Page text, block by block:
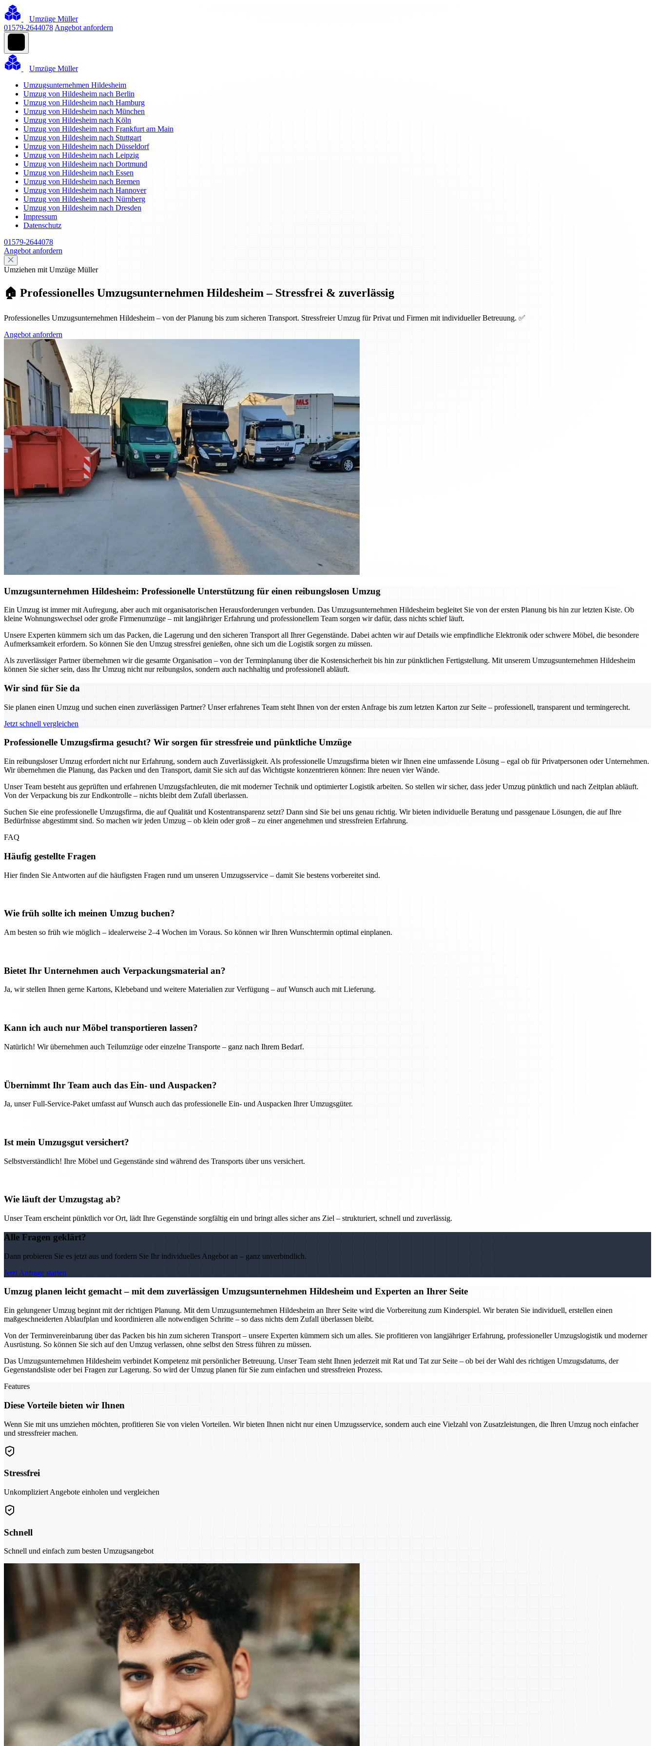
Umzüge Müller
01579-2644078 Angebot anfordern
Umzüge Müller
Umzugsunternehmen Hildesheim
Umzug von Hildesheim nach Berlin
Umzug von Hildesheim nach Hamburg
Umzug von Hildesheim nach München
Umzug von Hildesheim nach Köln
Umzug von Hildesheim nach Frankfurt am Main
Umzug von Hildesheim nach Stuttgart
Umzug von Hildesheim nach Düsseldorf
Umzug von Hildesheim nach Leipzig
Umzug von Hildesheim nach Dortmund
Umzug von Hildesheim nach Essen
Umzug von Hildesheim nach Bremen
Umzug von Hildesheim nach Hannover
Umzug von Hildesheim nach Nürnberg
Umzug von Hildesheim nach Dresden
Impressum
Datenschutz
01579-2644078
Angebot anfordern
Umziehen mit Umzüge Müller
🏠 Professionelles Umzugsunternehmen Hildesheim – Stressfrei & zuverlässig
Professionelles Umzugsunternehmen Hildesheim – von der Planung bis zum sicheren Transport. Stressfreier Umzug für Privat und Firmen mit individueller Betreuung. ✅
Angebot anfordern
Umzugsunternehmen Hildesheim: Professionelle Unterstützung für einen reibungslosen Umzug
Ein Umzug ist immer mit Aufregung, aber auch mit organisatorischen Herausforderungen verbunden. Das Umzugsunternehmen Hildesheim begleitet Sie von der ersten Planung bis hin zur letzten Kiste. Ob
kleine Wohnungswechsel oder große Firmenumzüge – mit langjähriger Erfahrung und professionellem Team sorgen wir dafür, dass nichts schief läuft.
Unsere Experten kümmern sich um das Packen, die Lagerung und den sicheren Transport all Ihrer Gegenstände. Dabei achten wir auf Details wie empfindliche Elektronik oder schwere Möbel, die besondere
Aufmerksamkeit erfordern. So können Sie den Umzug stressfrei genießen, ohne sich um die Logistik sorgen zu müssen.
Als zuverlässiger Partner übernehmen wir die gesamte Organisation – von der Terminplanung über die Kostensicherheit bis hin zur pünktlichen Fertigstellung. Mit unserem Umzugsunternehmen Hildesheim
können Sie sicher sein, dass Ihr Umzug nicht nur reibungslos, sondern auch nachhaltig und professionell abläuft.
Wir sind für Sie da
Sie planen einen Umzug und suchen einen zuverlässigen Partner? Unser erfahrenes Team steht Ihnen von der ersten Anfrage bis zum letzten Karton zur Seite – professionell, transparent und termingerecht.
Jetzt schnell vergleichen
Professionelle Umzugsfirma gesucht? Wir sorgen für stressfreie und pünktliche Umzüge
Ein reibungsloser Umzug erfordert nicht nur Erfahrung, sondern auch Zuverlässigkeit. Als professionelle Umzugsfirma bieten wir Ihnen eine umfassende Lösung – egal ob für Privatpersonen oder Unternehmen.
Wir übernehmen die Planung, das Packen und den Transport, damit Sie sich auf das Wichtigste konzentrieren können: Ihre neuen vier Wände.
Unser Team besteht aus geprüften und erfahrenen Umzugsfachleuten, die mit moderner Technik und optimierter Logistik arbeiten. So stellen wir sicher, dass jeder Umzug pünktlich und nach Zeitplan abläuft.
Von der Verpackung bis zur Endkontrolle – nichts bleibt dem Zufall überlassen.
Suchen Sie eine professionelle Umzugsfirma, die auf Qualität und Kostentransparenz setzt? Dann sind Sie bei uns genau richtig. Wir bieten individuelle Beratung und passgenaue Lösungen, die auf Ihre
Bedürfnisse abgestimmt sind. So machen wir jeden Umzug – ob klein oder groß – zu einer angenehmen und stressfreien Erfahrung.
FAQ
Häufig gestellte Fragen
Hier finden Sie Antworten auf die häufigsten Fragen rund um unseren Umzugsservice – damit Sie bestens vorbereitet sind.
Wie früh sollte ich meinen Umzug buchen?
Am besten so früh wie möglich – idealerweise 2–4 Wochen im Voraus. So können wir Ihren Wunschtermin optimal einplanen.
Bietet Ihr Unternehmen auch Verpackungsmaterial an?
Ja, wir stellen Ihnen gerne Kartons, Klebeband und weitere Materialien zur Verfügung – auf Wunsch auch mit Lieferung.
Kann ich auch nur Möbel transportieren lassen?
Natürlich! Wir übernehmen auch Teilumzüge oder einzelne Transporte – ganz nach Ihrem Bedarf.
Übernimmt Ihr Team auch das Ein- und Auspacken?
Ja, unser Full-Service-Paket umfasst auf Wunsch auch das professionelle Ein- und Auspacken Ihrer Umzugsgüter.
Ist mein Umzugsgut versichert?
Selbstverständlich! Ihre Möbel und Gegenstände sind während des Transports über uns versichert.
Wie läuft der Umzugstag ab?
Unser Team erscheint pünktlich vor Ort, lädt Ihre Gegenstände sorgfältig ein und bringt alles sicher ans Ziel – strukturiert, schnell und zuverlässig.
Alle Fragen geklärt?
Dann probieren Sie es jetzt aus und fordern Sie Ihr individuelles Angebot an – ganz unverbindlich.
Jetzt Anfrage starten
Umzug planen leicht gemacht – mit dem zuverlässigen Umzugsunternehmen Hildesheim und Experten an Ihrer Seite
Ein gelungener Umzug beginnt mit der richtigen Planung. Mit dem Umzugsunternehmen Hildesheim an Ihrer Seite wird die Vorbereitung zum Kinderspiel. Wir beraten Sie individuell, erstellen einen
maßgeschneiderten Ablaufplan und koordinieren alle notwendigen Schritte – so dass nichts dem Zufall überlassen bleibt.
Von der Terminvereinbarung über das Packen bis hin zum sicheren Transport – unsere Experten kümmern sich um alles. Sie profitieren von langjähriger Erfahrung, professioneller Umzugslogistik und moderner
Ausrüstung. So können Sie sich auf den Umzug verlassen, ohne selbst den Stress führen zu müssen.
Das Umzugsunternehmen Hildesheim verbindet Kompetenz mit persönlicher Betreuung. Unser Team steht Ihnen jederzeit mit Rat und Tat zur Seite – ob bei der Wahl des richtigen Umzugsdatums, der
Gegenstandsliste oder bei Fragen zur Lagerung. So wird der Umzug planen für Sie zum einfachen und stressfreien Prozess.
Features
Diese Vorteile bieten wir Ihnen
Wenn Sie mit uns umziehen möchten, profitieren Sie von vielen Vorteilen. Wir bieten Ihnen nicht nur einen Umzugsservice, sondern auch eine Vielzahl von Zusatzleistungen, die Ihren Umzug noch einfacher
und stressfreier machen.
Stressfrei
Unkompliziert Angebote einholen und vergleichen
Schnell
Schnell und einfach zum besten Umzugsangebot